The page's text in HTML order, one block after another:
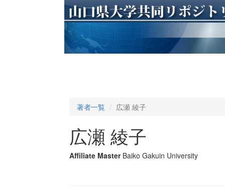
著者一覧 広瀬 綾子
広瀬 綾子
Affiliate Master Baiko Gakuin University